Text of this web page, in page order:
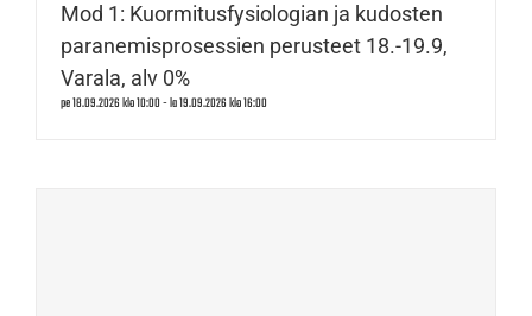
Mod 1: Kuormitusfysiologian ja kudosten
paranemisprosessien perusteet 18.-19.9,
Varala, alv 0%
pe 18.09.2026 klo 10:00-la 19.09.2026 klo 16:00